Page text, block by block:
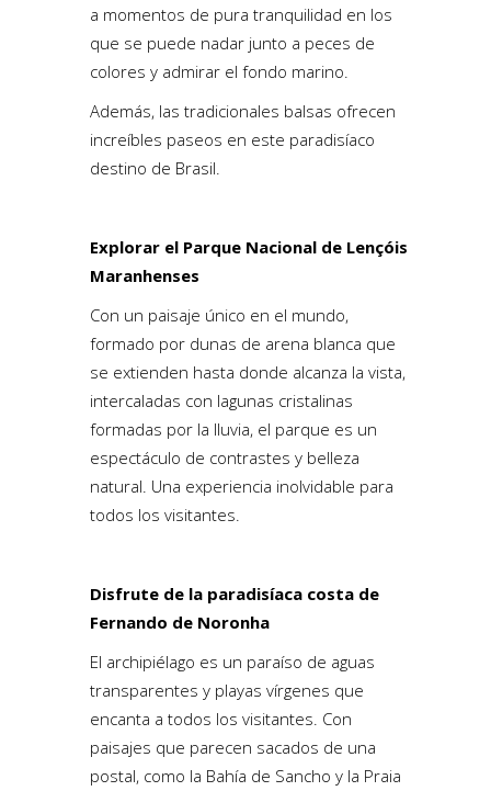
a momentos de pura tranquilidad en los
que se puede nadar junto a peces de
colores y admirar el fondo marino.
Además, las tradicionales balsas ofrecen
increíbles paseos en este paradisíaco
destino de Brasil.
Explorar el Parque Nacional de Lençóis
Maranhenses
Con un paisaje único en el mundo,
formado por dunas de arena blanca que
se extienden hasta donde alcanza la vista,
intercaladas con lagunas cristalinas
formadas por la lluvia, el parque es un
espectáculo de contrastes y belleza
natural. Una experiencia inolvidable para
todos los visitantes.
Disfrute de la paradisíaca costa de
Fernando de Noronha
El archipiélago es un paraíso de aguas
transparentes y playas vírgenes que
encanta a todos los visitantes. Con
paisajes que parecen sacados de una
postal, como la Bahía de Sancho y la Praia